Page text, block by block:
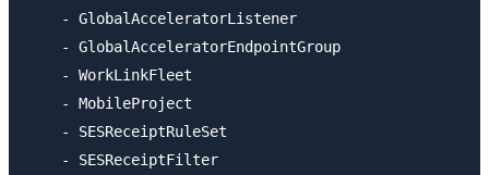
    - GlobalAcceleratorListener
    - GlobalAcceleratorEndpointGroup
    - WorkLinkFleet
    - MobileProject
    - SESReceiptRuleSet
    - SESReceiptFilter